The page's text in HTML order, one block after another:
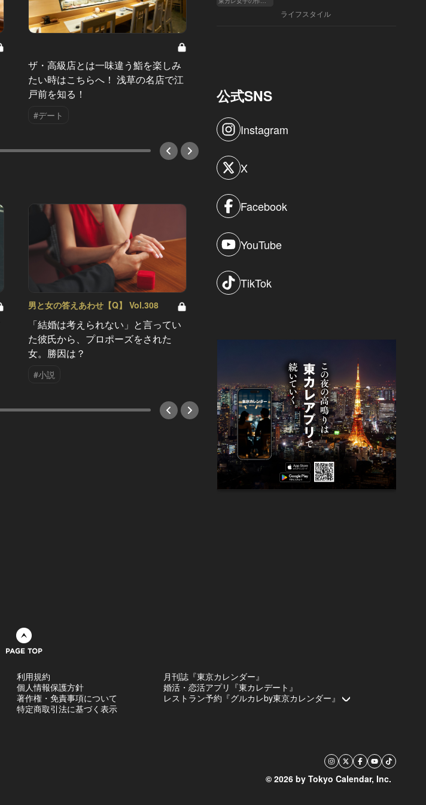
ザ・高級店とは一味違う鮨を楽しみ
たい時はこちらへ！ 浅草の名店で江
戸前を知る！
#デート
買えば間違いなし！
#新店情報
男と女の答えあわせ【Q】 Vol.308
「結婚は考えられない」と言ってい
た彼氏から、プロポーズをされた
女。勝因は？
#小説
際2年で突然プロポーズ。彼の心が
ライフスタイル
公式SNS
Instagram
X
Facebook
YouTube
TikTok
利用規約
個人情報保護方針
著作権・免責事項について
特定商取引法に基づく表示
月刊誌『東京カレンダー』
婚活・恋活アプリ『東カレデート』
レストラン予約『グルカレby東京カレンダー』
© 2026 by Tokyo Calendar, Inc.